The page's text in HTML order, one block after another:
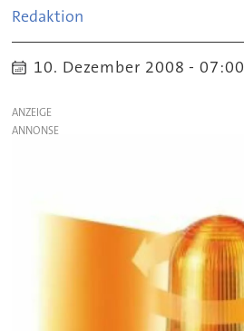
Redaktion
10. Dezember 2008 - 07:00
ANZEIGE